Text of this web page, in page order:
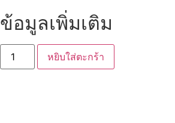
ข้อมูลเพิ่มเติม
หยิบใส่ตะกร้า